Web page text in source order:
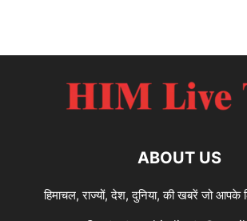
ABOUT US
हिमाचल, राज्यों, देश, दुनिया, की खबरें जो आपके